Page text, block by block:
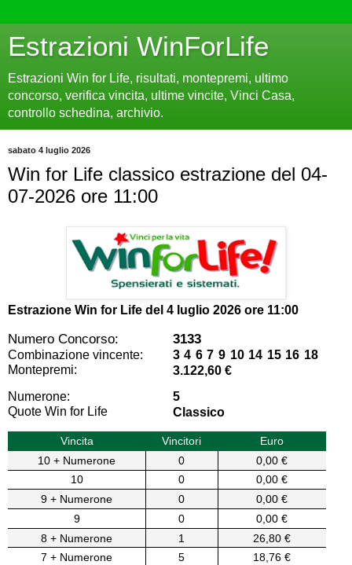
Estrazioni WinForLife
Estrazioni Win for Life, risultati, montepremi, ultimo
concorso, verifica vincita, ultime vincite, Vinci Casa,
controllo schedina, archivio.
sabato 4 luglio 2026
Win for Life classico estrazione del 04-
07-2026 ore 11:00
Estrazione Win for Life del 4 luglio 2026 ore 11:00
Numero Concorso: 3133
Combinazione vincente:
3 4 6 7 9 10 14 15 16 18
Montepremi:
3.122,60 €
Numerone:
5
Quote Win for Life
Classico
Vincita Vincitori
Euro
10 + Numerone
0
0,00 €
10
0
0,00 €
9 + Numerone
0
0,00 €
9
0
0,00 €
8 + Numerone
1
26,80 €
7 + Numerone
5
18,76 €